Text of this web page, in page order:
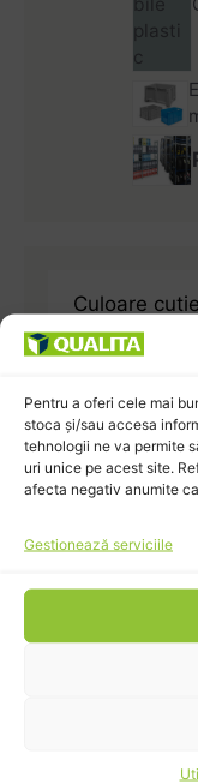
Pentru a oferi cele mai
stoca și/sau accesa
tehnologii ne va permite
uri unice pe acest site.
afecta negativ anumite
Gestionează serviciile
Culoare cutie
Număr
Volum cutie